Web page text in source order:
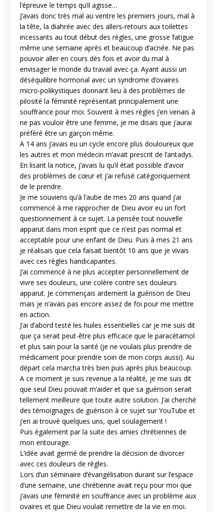
l’épreuve le temps qu’il agisse…
J’avais donc très mal au ventre les premiers jours, mal à
la tête, la diahrée avec des allers-retours aux toilettes
incessants au tout début des règles, une grosse fatigue
même une semaine après et beaucoup d’acnée. Ne pas
pouvoir aller en cours dès fois et avoir du mal à
envisager le monde du travail avec ça. Ayant aussi un
déséquilibre hormonal avec un syndrome d’ovaires
micro-polikystiques donnant lieu à des problèmes de
pilosité la féminité représentait principalement une
souffrance pour moi. Souvent à mes règles j’en venais à
ne pas vouloir être une femme, je me disais que j’aurai
préféré être un garçon même.
A 14 ans j’avais eu un cycle encore plus douloureux que
les autres et mon médecin m’avait prescrit de l’antadys.
En lisant la notice, j’avais lu qu’il était possible d’avoir
des problèmes de cœur et j’ai refusé catégoriquement
de le prendre.
Je me souviens qu’à l’aube de mes 20 ans quand j’ai
commencé à me rapprocher de Dieu avoir eu un fort
questionnement à ce sujet. La pensée tout nouvelle
apparut dans mon esprit que ce n’est pas normal et
acceptable pour une enfant de Dieu. Puis à mes 21 ans
je réalisais que cela faisait bientôt 10 ans que je vivais
avec ces règles handicapantes.
J’ai commencé à ne plus accepter personnellement de
vivre ses douleurs, une colère contre ses douleurs
apparut. Je commençais ardement la guérison de Dieu
mais je n’avais pas encore assez de foi pour me mettre
en action.
J’ai d’abord testé les huiles essentielles car je me suis dit
que ça serait peut-être plus efficace que le paracétamol
et plus sain pour la santé (je ne voulais plus prendre de
médicament pour prendre soin de mon corps aussi). Au
départ cela marcha très bien puis après plus beaucoup.
A ce moment je suis revenue a la réalité, je me suis dit
que seul Dieu pouvait m’aider et que sa guérison serait
tellement meilleure que toute autre solution. J’ai cherché
des témoignages de guérison à ce sujet sur YouTube et
j’en ai trouvé quelques uns, quel soulagement !
Puis également par la suite des amies chrétiennes de
mon entourage.
L’idée avait germé de prendre la décision de divorcer
avec ces douleurs de règles.
Lors d’un séminaire d’évangélisation durant sur l’espace
d’une semaine, une chrétienne avait reçu pour moi que
j’avais une féminité en souffrance avec un problème aux
ovaires et que Dieu voulait remettre de la vie en moi.